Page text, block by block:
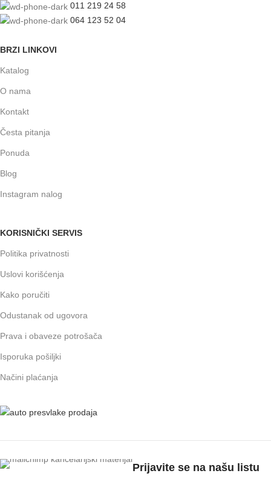
011 219 24 58
064 123 52 04
BRZI LINKOVI
Katalog
O nama
Kontakt
Česta pitanja
Ponuda
Blog
Instagram nalog
KORISNIČKI SERVIS
Politika privatnosti
Uslovi korišćenja
Kako poručiti
Odustanak od ugovora
Prava i obaveze potrošača
Isporuka pošiljki
Načini plaćanja
Prijavite se na našu listu